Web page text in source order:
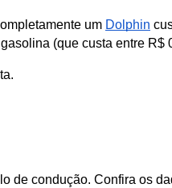
um Dolphin
(que custa entre R$
de condução. Confira os